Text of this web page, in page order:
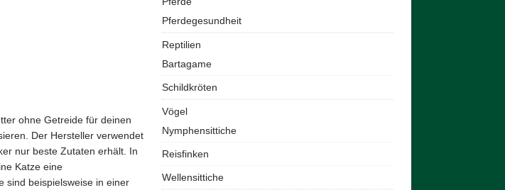
ohne Getreide für deinen
Der Hersteller verwendet
nur beste Zutaten erhält. In
Katze eine
sind beispielsweise in einer
Pferdegesundheit
Reptilien
Bartagame
Schildkröten
Vögel
Nymphensittiche
Reisfinken
Wellensittiche